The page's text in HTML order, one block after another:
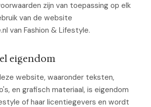
zijn van toepassing op elk
van de website
van Fashion & Lifestyle.
eigendom
website, waaronder teksten,
en grafisch materiaal, is eigendom
of haar licentiegevers en wordt